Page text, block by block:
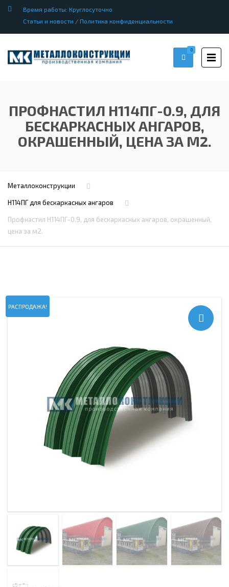
Время работы: Круглосуточно
Статьи и новости / Политика конфиденциальности
0
ПРОФНАСТИЛ H114ПГ-0.9, ДЛЯ
БЕСКАРКАСНЫХ АНГАРОВ,
ОКРАШЕННЫЙ, ЦЕНА ЗА М2.
Металлоконструкции
Н114ПГ для бескаркасных ангаров
Профнастил H114ПГ-0.9, для бескаркасных ангаров, окрашенный,
цена за м2.
РАСПРОДАЖА!